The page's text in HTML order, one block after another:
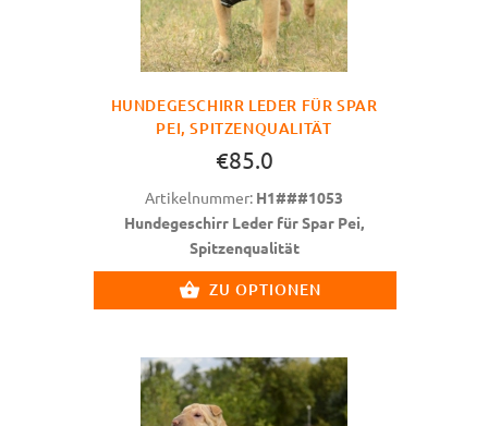
HUNDEGESCHIRR LEDER FÜR SPAR
PEI, SPITZENQUALITÄT
€85.0
Artikelnummer: H1###1053
Hundegeschirr Leder für Spar Pei,
Spitzenqualität
ZU OPTIONEN